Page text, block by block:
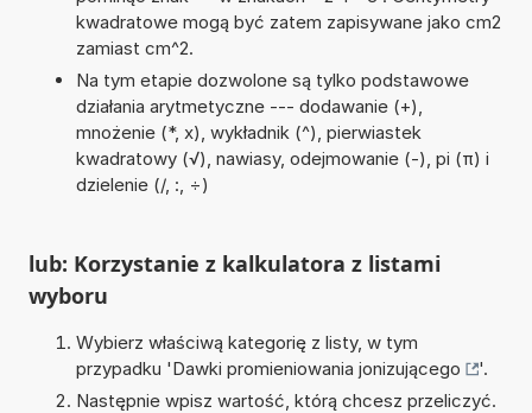
kwadratowe mogą być zatem zapisywane jako cm2
zamiast cm^2.
Na tym etapie dozwolone są tylko podstawowe
działania arytmetyczne --- dodawanie (+),
mnożenie (*, x), wykładnik (^), pierwiastek
kwadratowy (√), nawiasy, odejmowanie (-), pi (π) i
dzielenie (/, :, ÷)
lub: Korzystanie z kalkulatora z listami
wyboru
Wybierz właściwą kategorię z listy, w tym
przypadku 'Dawki promieniowania jonizującego
'.
Następnie wpisz wartość, którą chcesz przeliczyć.